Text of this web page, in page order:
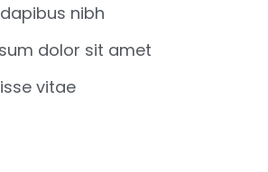
nibh
dolor sit amet
vitae